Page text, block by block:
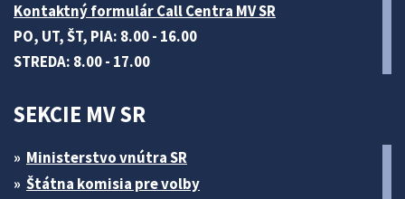
Kontaktný formulár Call Centra MV SR
PO, UT, ŠT, PIA: 8.00 - 16.00
STREDA: 8.00 - 17.00
SEKCIE MV SR
Ministerstvo vnútra SR
Štátna komisia pre volby